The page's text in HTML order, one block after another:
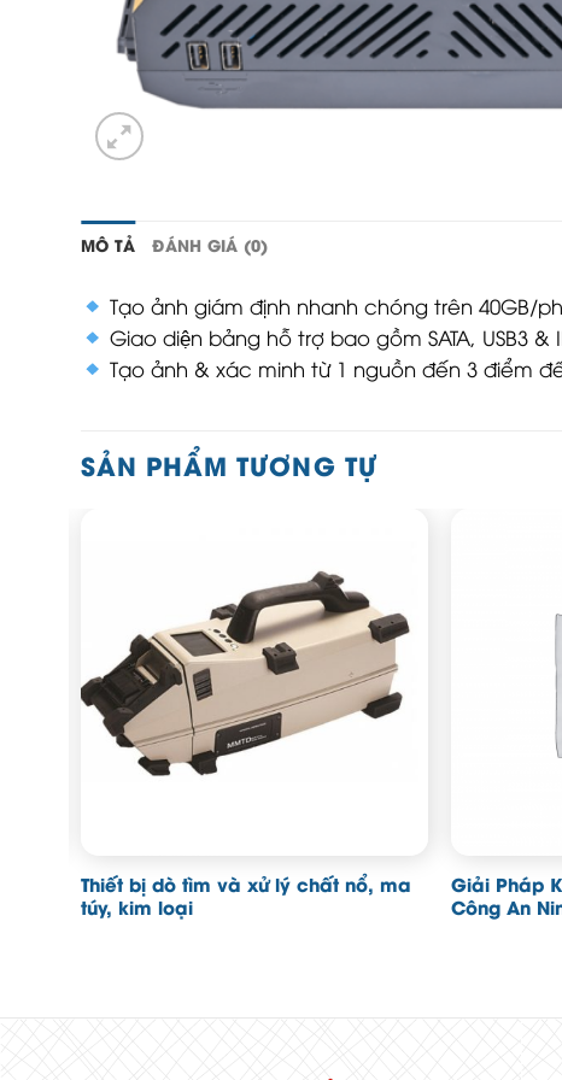
MÔ TẢ ĐÁNH GIÁ (0)
Tạo ảnh giám định nhanh chóng trên 40GB/
Giao diện bảng hỗ trợ bao gồm SATA, USB3 &
Tạo ảnh & xác minh từ 1 nguồn đến 3 điểm
SẢN PHẨM TƯƠNG TỰ
Thiết bị dò tìm và xử lý chất nổ, ma
túy, kim loại
Giải Pháp
Công An